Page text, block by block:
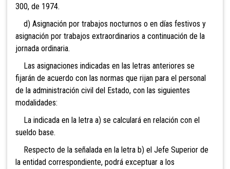
300, de 1974.
d) Asignación por trabajos nocturnos o en días festivos y
asignación por trabajos extraordinarios a continuación de la
jornada ordinaria.
Las asignaciones indicadas en las letras anteriores se
fijarán de acuerdo con las normas que rijan para el personal
de la administración civil del Estado, con las siguientes
modalidades:
La indicada en la letra a) se calculará en relación con el
sueldo base.
Respecto de la señalada en la letra b) el Jefe Superior de
la entidad correspondiente, podrá exceptuar a los